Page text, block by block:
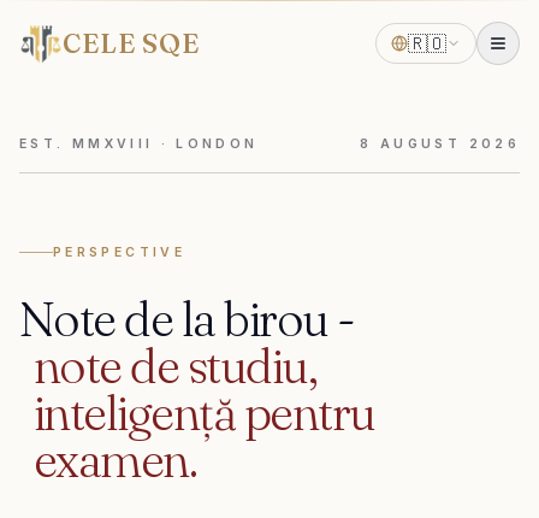
CELE SQE 🇷🇴
EST. MMXVIII · LONDON 8 AUGUST 2026
PERSPECTIVE
Notedelabirou-
notedestudiu,
inteligențăpentru
examen.